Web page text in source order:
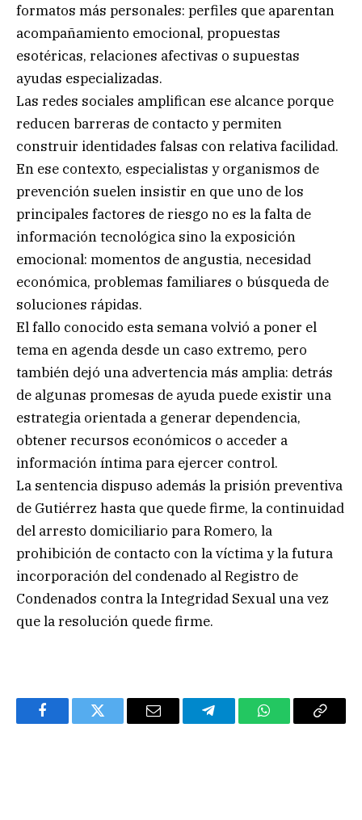
formatos más personales: perfiles que aparentan
acompañamiento emocional, propuestas
esotéricas, relaciones afectivas o supuestas
ayudas especializadas.
Las redes sociales amplifican ese alcance porque
reducen barreras de contacto y permiten
construir identidades falsas con relativa facilidad.
En ese contexto, especialistas y organismos de
prevención suelen insistir en que uno de los
principales factores de riesgo no es la falta de
información tecnológica sino la exposición
emocional: momentos de angustia, necesidad
económica, problemas familiares o búsqueda de
soluciones rápidas.
El fallo conocido esta semana volvió a poner el
tema en agenda desde un caso extremo, pero
también dejó una advertencia más amplia: detrás
de algunas promesas de ayuda puede existir una
estrategia orientada a generar dependencia,
obtener recursos económicos o acceder a
información íntima para ejercer control.
La sentencia dispuso además la prisión preventiva
de Gutiérrez hasta que quede firme, la continuidad
del arresto domiciliario para Romero, la
prohibición de contacto con la víctima y la futura
incorporación del condenado al Registro de
Condenados contra la Integridad Sexual una vez
que la resolución quede firme.
FacebookTwitter Email TelegramWhatsAppCopy